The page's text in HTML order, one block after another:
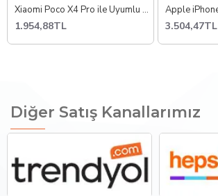
Xiaomi Poco X4 Pro ile Uyumlu Oled Ekran Dokunmatik 201116PG
1.954,88TL 3.504,47TL
Diğer Satış Kanallarımız